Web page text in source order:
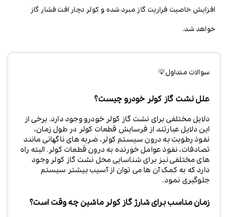
افزایش خاصیت فراریت گاز مبرد شده و کولر دچار افت فشار گاز
خواهد شد.
سوالات متداول💡
علل نشت گاز کولر خودرو چیست؟
دلایل مختلفی برای نشت گاز کولر خودرو وجود دارد. برخی از
این دلایل عبارتند از فرسایش قطعات کولر در طول زمان،
نفوذ رطوبت به درون سیستم کولر، ضربه های ناگهانی مانند
تصادفات، نفوذ عوامل خورنده به درون قطعات کولر. البته راه
های مختلفی نیز برای شناسایی محل نشت گاز کولر وجود
دارد که به کمک آن ها می توان از آسیب بیشتر سیستم
جلوگیری نمود.
زمان مناسب برای شارژ گاز کولر ماشین چه وقت است؟